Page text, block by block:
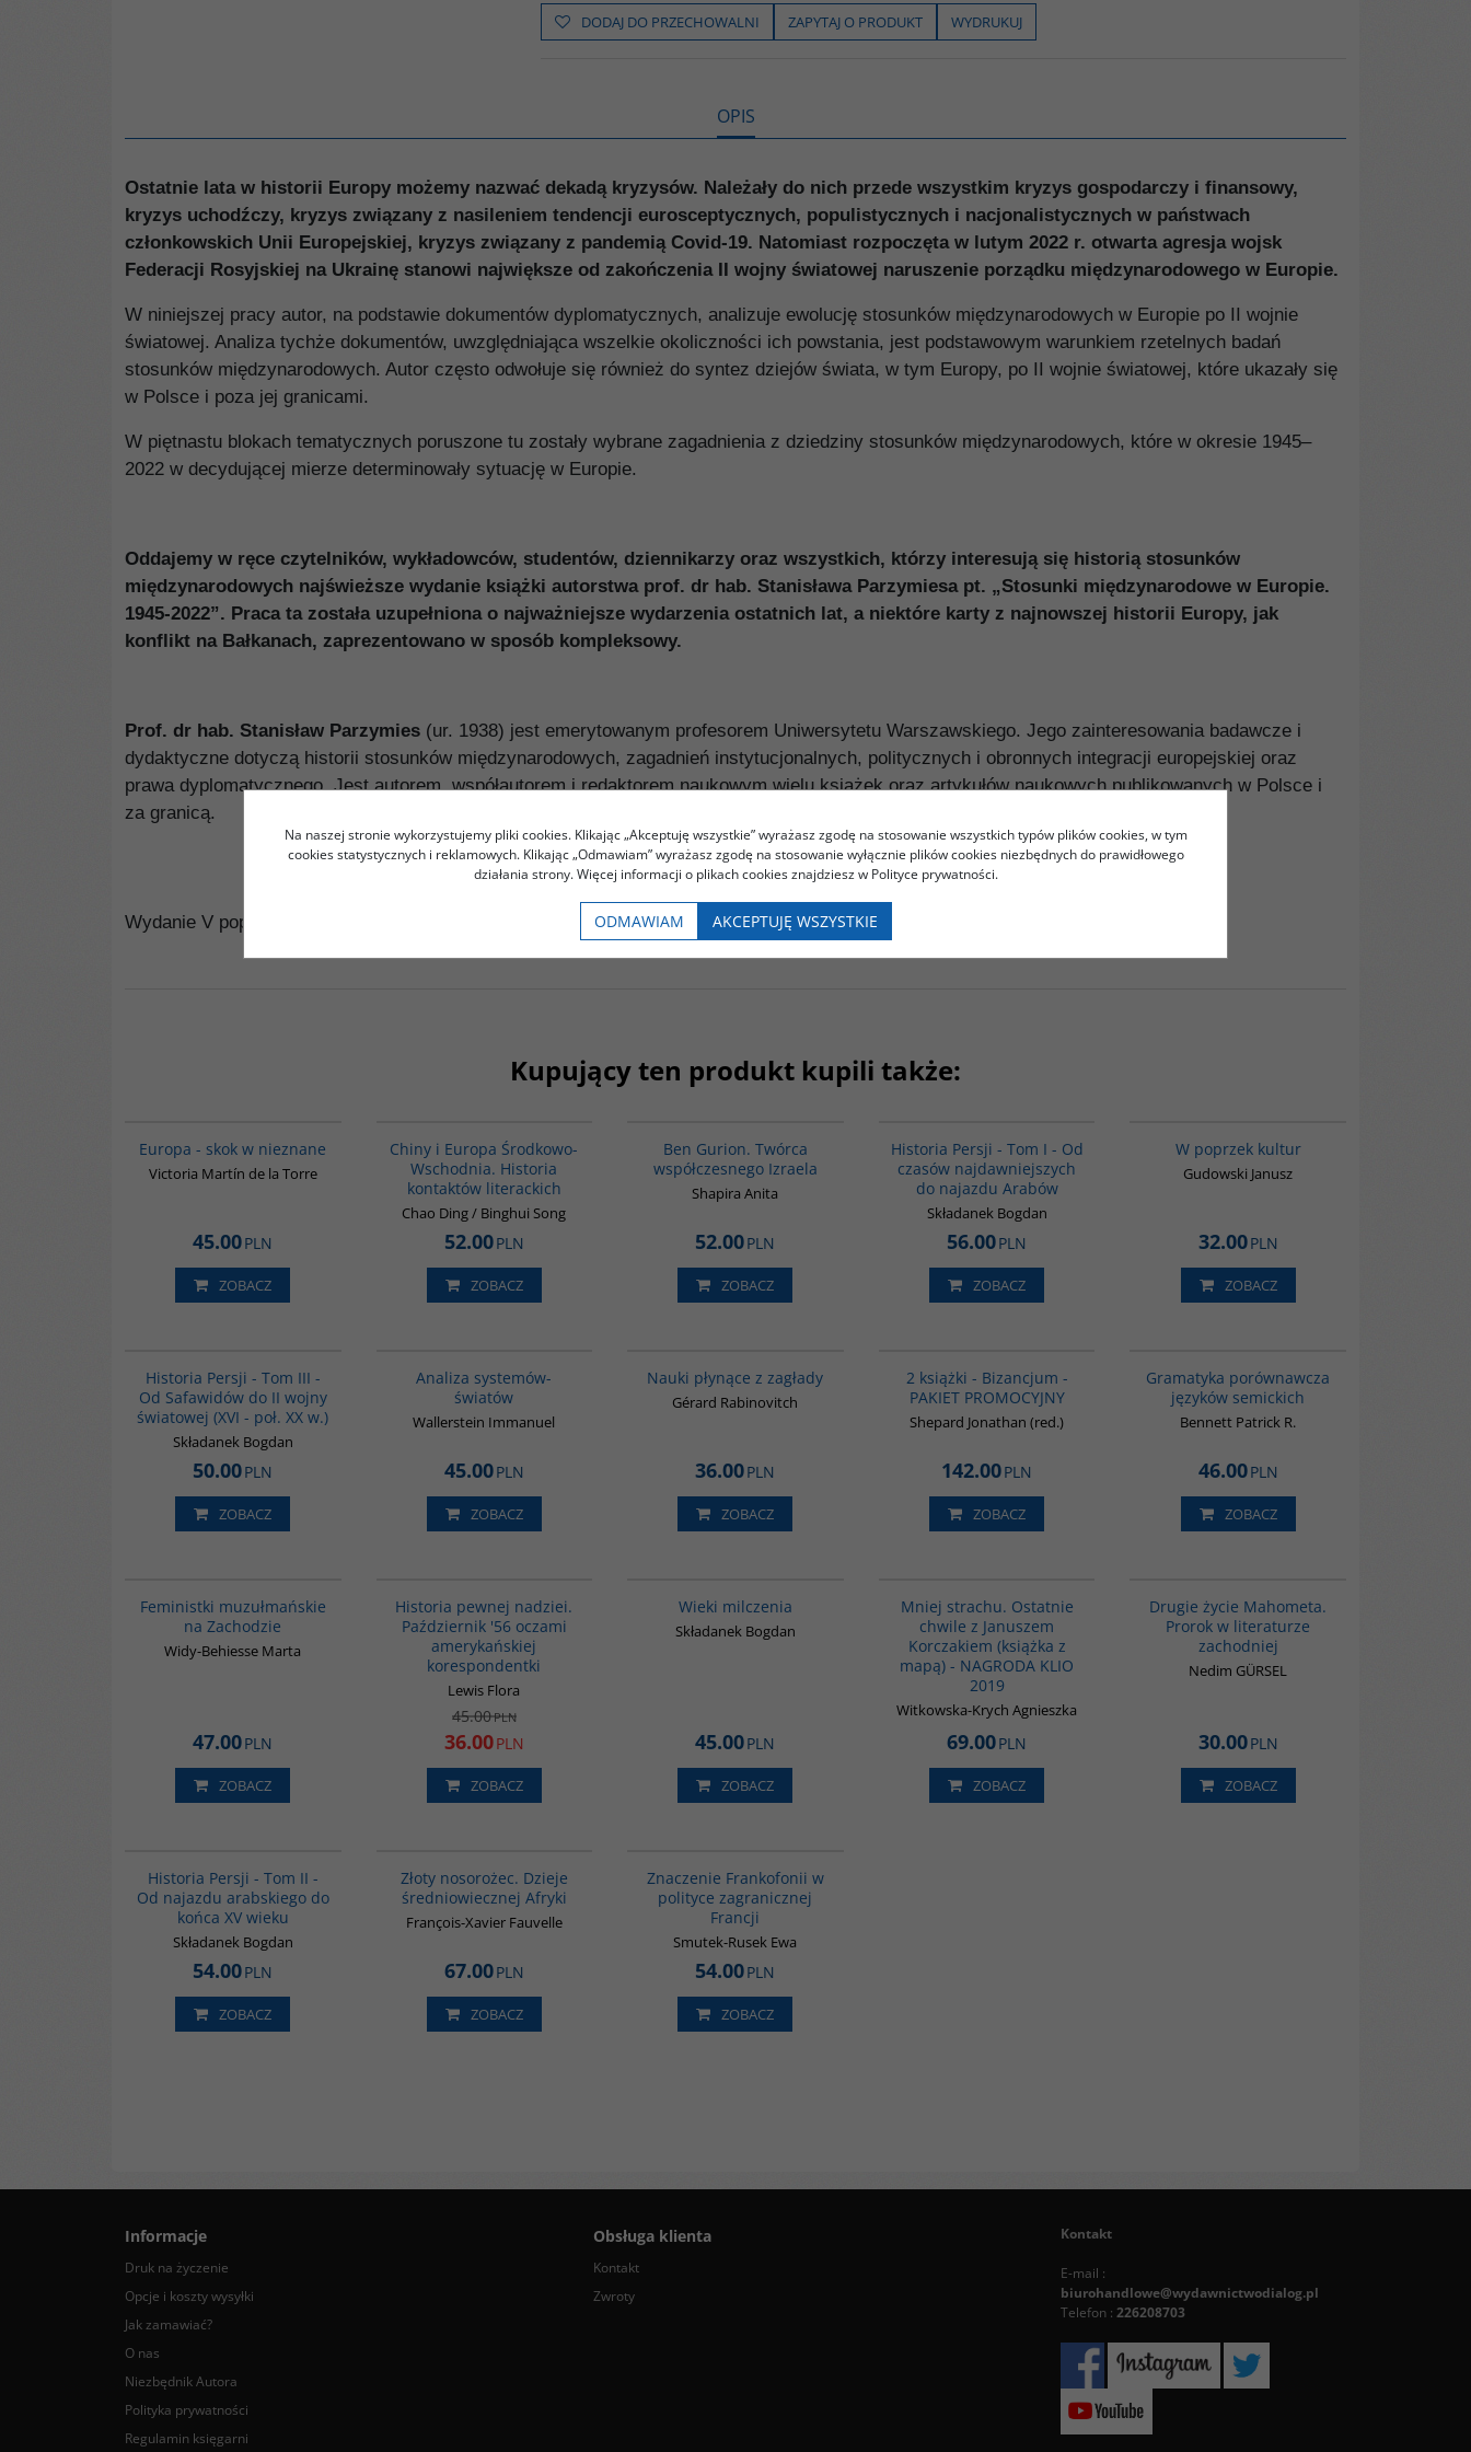
b
o
t
e
p
L
i
i
e
ę
DODAJ DO PRZECHOWALNI ZAPYTAJ O PRODUKT WYDRUKUJ
OPIS
Ostatnie lata w historii Europy możemy nazwać dekadą kryzysów. Należały do nich przede wszystkim kryzys gospodarczy i finansowy,
kryzys uchodźczy, kryzys zwią­zany z nasileniem tendencji eurosceptycznych, populistycznych i nacjonalistycz­nych w państwach
członkowskich Unii Europejskiej, kryzys związany z pandemią Covid-19. Natomiast rozpoczęta w lutym 2022 r. otwarta agresja wojsk
Federacji Rosyjskiej na Ukrainę stanowi największe od zakończenia II wojny światowej naru­szenie porządku międzynarodowego w Europie.
W niniejszej pracy autor, na podstawie dokumentów dyplomatycznych, analizuje ewolucję stosunków międzynarodowych w Europie po II wojnie
światowej. Ana­liza tychże dokumentów, uwzględniająca wszelkie okoliczności ich powstania, jest podstawowym warunkiem rzetelnych badań
stosunków międzynarodowych. Autor często odwołuje się również do syntez dziejów świata, w tym Europy, po II wojnie światowej, które ukazały się
w Polsce i poza jej granicami.
W piętnastu blokach tematycznych poruszone tu zostały wybrane zagadnienia z dziedziny stosunków międzynarodowych, które w okresie 1945–
2022 w decydu­jącej mierze determinowały sytuację w Europie.
Oddajemy w ręce czytelników, wykładowców, studentów, dziennikarzy oraz wszystkich, którzy interesują się historią stosunków
międzynarodowych najświeższe wydanie książki autorstwa prof. dr hab. Stanisława Parzymiesa pt. „Stosunki międzynarodowe w Europie.
1945-2022”. Praca ta została uzupełniona o najważniejsze wydarzenia ostatnich lat, a niektóre karty z najnowszej historii Europy, jak
konflikt na Bałkanach, zaprezentowano w sposób kompleksowy.
Prof. dr hab. Stanisław Parzymies (ur. 1938) jest emerytowanym profesorem Uniwersytetu Warszawskiego. Jego zainteresowania badawcze i
dydaktyczne dotyczą historii stosunków międzynarodowych, zagadnień instytucjonalnych, politycznych i obronnych integracji europejskiej oraz
prawa dyplomatycznego. Jest autorem, współautorem i redaktorem naukowym wielu książek oraz artykułów naukowych publikowanych w Polsce i
za granicą.
Wydanie V poprawione i rozszerzone
Kupujący ten produkt kupili także:
Europa - skok w nieznane
Victoria Martín de la Torre
45.00PLN
ZOBACZ
Chiny i Europa Środkowo-
Wschodnia. Historia
kontaktów literackich
Chao Ding / Binghui Song
52.00PLN
ZOBACZ
Ben Gurion. Twórca
współczesnego Izraela
Shapira Anita
52.00PLN
ZOBACZ
Historia Persji - Tom I - Od
czasów najdawniejszych
do najazdu Arabów
Składanek Bogdan
56.00PLN
ZOBACZ
W poprzek kultur
Gudowski Janusz
32.00PLN
ZOBACZ
Historia Persji - Tom III -
Od Safawidów do II wojny
światowej (XVI - poł. XX w.)
Składanek Bogdan
50.00PLN
ZOBACZ
Analiza systemów-
światów
Wallerstein Immanuel
45.00PLN
ZOBACZ
Nauki płynące z zagłady
Gérard Rabinovitch
36.00PLN
ZOBACZ
2 książki - Bizancjum -
PAKIET PROMOCYJNY
Shepard Jonathan (red.)
142.00PLN
ZOBACZ
Gramatyka porównawcza
języków semickich
Bennett Patrick R.
46.00PLN
ZOBACZ
Feministki muzułmańskie
na Zachodzie
Widy-Behiesse Marta
47.00PLN
ZOBACZ
Historia pewnej nadziei.
Październik '56 oczami
amerykańskiej
korespondentki
Lewis Flora
45.00PLN
36.00PLN
ZOBACZ
Wieki milczenia
Składanek Bogdan
45.00PLN
ZOBACZ
Mniej strachu. Ostatnie
chwile z Januszem
Korczakiem (książka z
mapą) - NAGRODA KLIO
2019
Witkowska-Krych Agnieszka
69.00PLN
ZOBACZ
Drugie życie Mahometa.
Prorok w literaturze
zachodniej
Nedim GÜRSEL
30.00PLN
ZOBACZ
Historia Persji - Tom II -
Od najazdu arabskiego do
końca XV wieku
Składanek Bogdan
54.00PLN
ZOBACZ
Złoty nosorożec. Dzieje
średniowiecznej Afryki
François-Xavier Fauvelle
67.00PLN
ZOBACZ
Znaczenie Frankofonii w
polityce zagranicznej
Francji
Smutek-Rusek Ewa
54.00PLN
ZOBACZ
Informacje
Druk na życzenie
Opcje i koszty wysyłki
Jak zamawiać?
O nas
Niezbędnik Autora
Polityka prywatności
Regulamin księgarni
Obsługa klienta
Kontakt
Zwroty
Kontakt
E-mail :
biurohandlowe@wydawnictwodialog.pl
Telefon : 226208703
Na naszej stronie wykorzystujemy pliki cookies. Klikając „Akceptuję wszystkie” wyrażasz zgodę na stosowanie wszystkich typów plików cookies, w tym
cookies statystycznych i reklamowych. Klikając „Odmawiam” wyrażasz zgodę na stosowanie wyłącznie plików cookies niezbędnych do prawidłowego
działania strony. Więcej informacji o plikach cookies znajdziesz w Polityce prywatności.
ODMAWIAM AKCEPTUJĘ WSZYSTKIE